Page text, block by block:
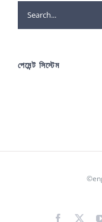
Search
for:
পেমেন্ট সিস্টেম
Facebook